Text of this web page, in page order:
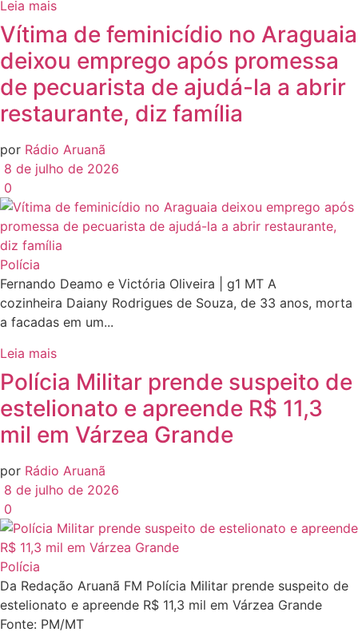
Leia mais
Vítima de feminicídio no Araguaia
deixou emprego após promessa
de pecuarista de ajudá-la a abrir
restaurante, diz família
por Rádio Aruanã
8 de julho de 2026
0
Polícia
Fernando Deamo e Victória Oliveira | g1 MT A
cozinheira Daiany Rodrigues de Souza, de 33 anos, morta
a facadas em um...
Leia mais
Polícia Militar prende suspeito de
estelionato e apreende R$ 11,3
mil em Várzea Grande
por Rádio Aruanã
8 de julho de 2026
0
Polícia
Da Redação Aruanã FM Polícia Militar prende suspeito de
estelionato e apreende R$ 11,3 mil em Várzea Grande
Fonte: PM/MT